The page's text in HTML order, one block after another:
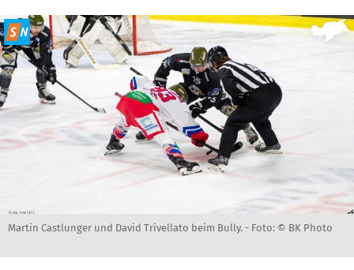
Martin Castlunger und David Trivellato beim Bully. - Foto: © BK Photo